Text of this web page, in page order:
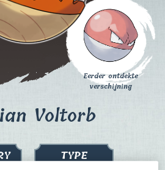
Eerder ontdekte
verschijning
Voltorb​
TYPE